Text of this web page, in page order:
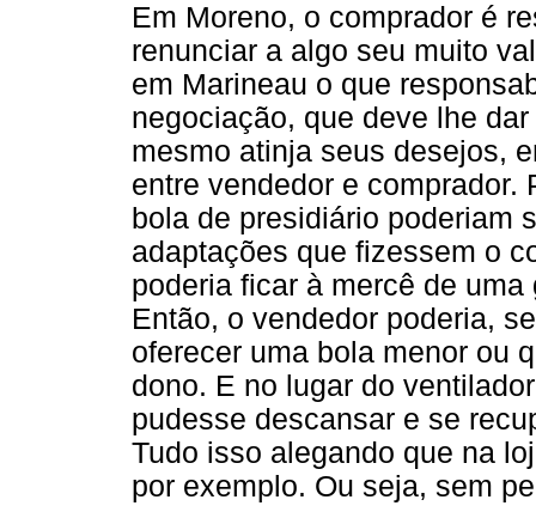
Em Moreno, o comprador é
renunciar a algo seu muito
em Marineau o que
negociação, que deve lhe
mesmo atinja seus desejos,
entre vendedor e
bola de presidiário poderiam
adaptações que fizessem o
poderia ficar à mercê de
Então, o vendedor poderia,
oferecer uma bola menor ou
dono. E no lugar do
pudesse descansar e se
Tudo isso alegando que na
por exemplo. Ou seja, sem